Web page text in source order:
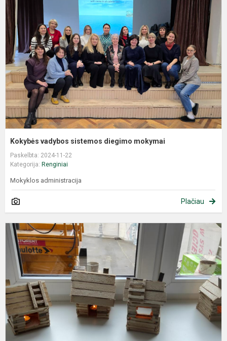
Kokybės vadybos sistemos diegimo mokymai
Paskelbta: 2024-11-22
Kategorija: Renginiai
Mokyklos administracija
Plačiau